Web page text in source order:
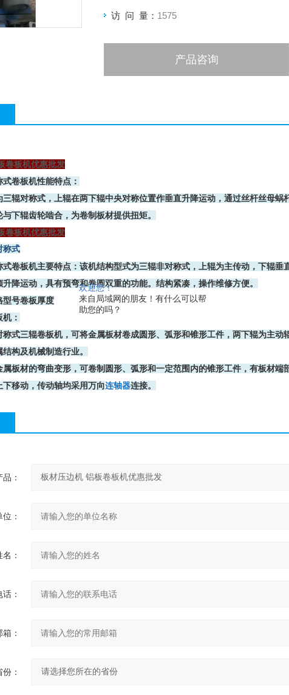
欢迎您！
来自局域网的朋友！有什么可以帮
助您的吗？
访 问 量： 1575
产品咨询
卷板机优惠批发
卷板机性能特点：
三辊对称式，上辊在两下辊中央对称位置作垂直升降运动，通过丝杆丝母
下辊齿轮啮合，为卷制板材提供扭矩。
卷板机优惠批发
称式
式卷板机主要特点：该机结构型式为三辊非对称式，上辊为主传动，下辊垂
降运动，具有预弯和卷圆双重的功能。结构紧凑，操作维修方便。
型号卷板厚度
：
称式三辊卷板机，可将金属板材卷成圆形、弧形和锥形工件，两下辊为主
构及机械制造行业。
属板材的弯曲变形，可卷制圆形、弧形和一定范围内的锥形工件，有板材
移动，传动轴均采用万向连轴器连接。
品：
：
：
：
：
份：